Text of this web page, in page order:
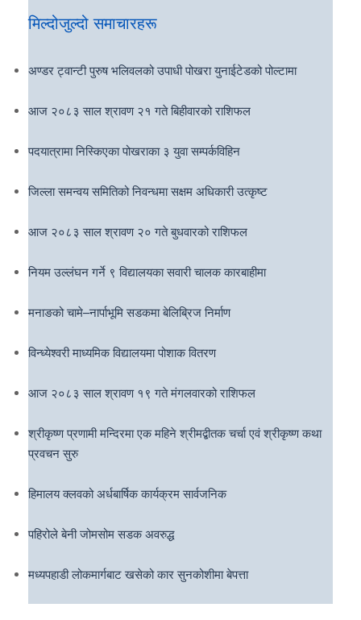
मिल्दोजुल्दो समाचारहरू
अण्डर ट्वान्टी पुरुष भलिवलको उपाधी पोखरा युनाईटेडको पोल्टामा
आज २०८३ साल श्रावण २१ गते बिहीवारको राशिफल
पदयात्रामा निस्किएका पोखराका ३ युवा सम्पर्कविहिन
जिल्ला समन्वय समितिको निवन्धमा सक्षम अधिकारी उत्कृष्ट
आज २०८३ साल श्रावण २० गते बुधवारको राशिफल
नियम उल्लंघन गर्ने ९ विद्यालयका सवारी चालक कारबाहीमा
मनाङको चामे–नार्पाभूमि सडकमा बेलिब्रिज निर्माण
विन्ध्येश्वरी माध्यमिक विद्यालयमा पोशाक वितरण
आज २०८३ साल श्रावण १९ गते मंगलवारको राशिफल
श्रीकृष्ण प्रणामी मन्दिरमा एक महिने श्रीमद्बीतक चर्चा एवं श्रीकृष्ण कथा
प्रवचन सुरु
हिमालय क्लवको अर्धबार्षिक कार्यक्रम सार्वजनिक
पहिरोले बेनी जोमसोम सडक अवरुद्ध
मध्यपहाडी लोकमार्गबाट खसेको कार सुनकोशीमा बेपत्ता